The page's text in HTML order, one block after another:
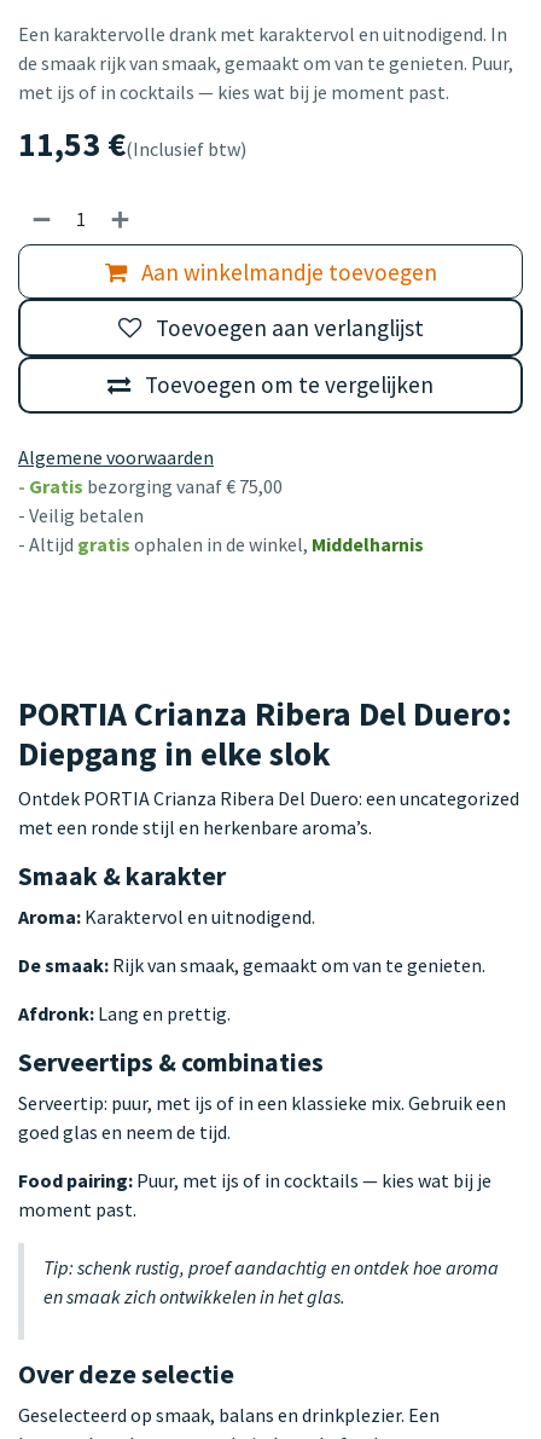
Een karaktervolle drank met karaktervol en uitnodigend. In
de smaak rijk van smaak, gemaakt om van te genieten. Puur,
met ijs of in cocktails — kies wat bij je moment past.
11,53 €(Inclusief btw)
Aan winkelmandje toevoegen
Toevoegen om te vergelijken
Toevoegen aan verlanglijst
Algemene voorwaarden
- Gratis bezorging vanaf € 75,00
- Veilig betalen
- Altijd gratis ophalen in de winkel, Middelharnis
PORTIA Crianza Ribera Del Duero:
Diepgang in elke slok
Ontdek PORTIA Crianza Ribera Del Duero: een uncategorized
met een ronde stijl en herkenbare aroma’s.
Smaak & karakter
Aroma: Karaktervol en uitnodigend.
De smaak: Rijk van smaak, gemaakt om van te genieten.
Afdronk: Lang en prettig.
Serveertips & combinaties
Serveertip: puur, met ijs of in een klassieke mix. Gebruik een
goed glas en neem de tijd.
Food pairing: Puur, met ijs of in cocktails — kies wat bij je
moment past.
Tip: schenk rustig, proef aandachtig en ontdek hoe aroma
en smaak zich ontwikkelen in het glas.
Over deze selectie
Geselecteerd op smaak, balans en drinkplezier. Een